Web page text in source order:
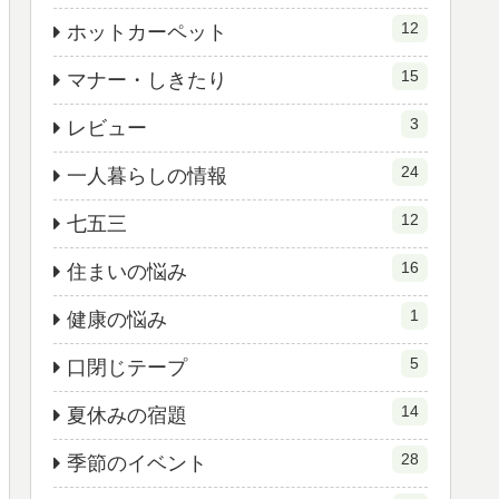
ホットカーペット 12
マナー・しきたり 15
レビュー 3
一人暮らしの情報 24
七五三 12
住まいの悩み 16
健康の悩み 1
口閉じテープ 5
夏休みの宿題 14
季節のイベント 28